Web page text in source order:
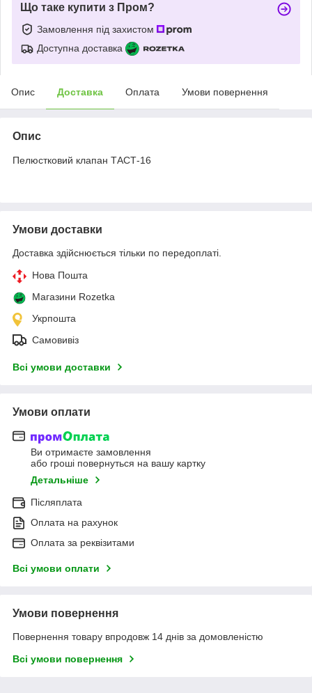
Що таке купити з Пром?
Замовлення під захистом
Доступна доставка
Опис Доставка Оплата Умови повернення
Опис
Пелюстковий клапан ТАСТ-16
Умови доставки
Доставка здійснюється тільки по передоплаті.
Нова Пошта
Магазини Rozetka
Укрпошта
Самовивіз
Всі умови доставки
Умови оплати
Ви отримаєте замовлення
або гроші повернуться на вашу картку
Детальніше
Післяплата
Оплата на рахунок
Оплата за реквізитами
Всі умови оплати
Умови повернення
Повернення товару впродовж 14 днів за домовленістю
Всі умови повернення